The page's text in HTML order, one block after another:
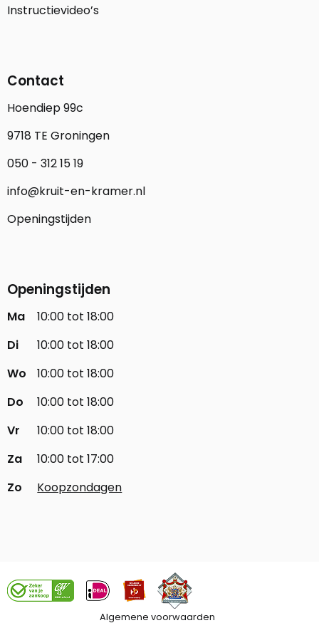
Instructievideo’s
Contact
Hoendiep 99c
9718 TE Groningen
050 - 312 15 19
info@kruit-en-kramer.nl
Openingstijden
Openingstijden
Ma
10:00 tot 18:00
Di
10:00 tot 18:00
Wo
10:00 tot 18:00
Do
10:00 tot 18:00
Vr
10:00 tot 18:00
Za
10:00 tot 17:00
Zo
Koopzondagen
Algemene voorwaarden